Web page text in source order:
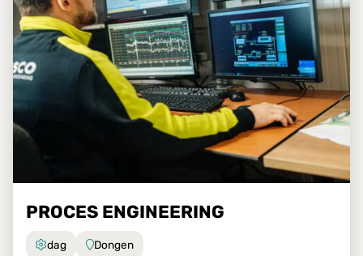
PROCES ENGINEERING
dag Dongen